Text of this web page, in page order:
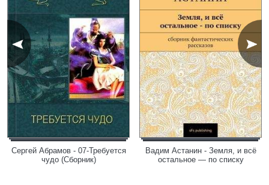
Сергей Абрамов - 07-Требуется
чудо (Сборник)
Вадим Астанин - Земля, и всё
остальное — по списку